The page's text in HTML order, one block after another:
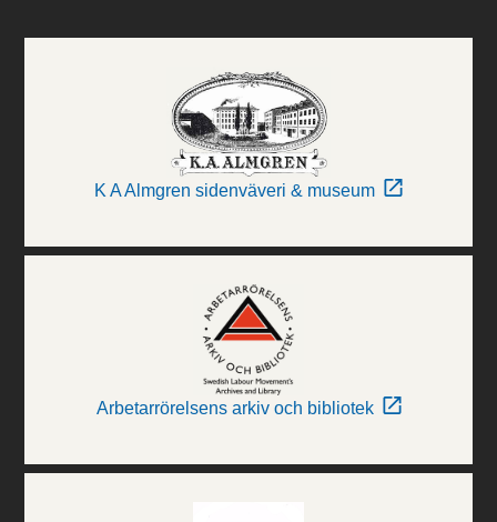
K A Almgren sidenväveri & museum
Arbetarrörelsens arkiv och bibliotek